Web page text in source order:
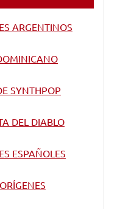
ARGENTINOS
SYNTHPOP
DEL DIABLO
ESPAÑOLES